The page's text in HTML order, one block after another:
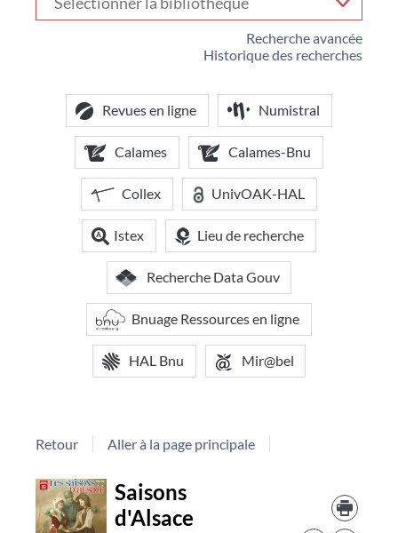
Recherche avancée
Historique des recherches
votre
bibliothèque
Revues en ligne Numistral
Calames Calames-Bnu
Collex UnivOAK-HAL
Istex Lieu de recherche
Recherche Data Gouv
Bnuage Ressources en ligne
HAL Bnu Mir@bel
Retour Aller à la page principale
Détail Saisons
d'Alsace